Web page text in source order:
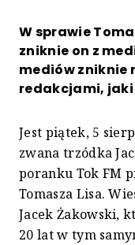
W sprawie
zniknie on z
mediów zniknie
redakcjami, jaki
Jest piątek, 5
zwana trzódka
poranku Tok FM
Tomasza Lisa.
Jacek Żakowski,
20 lat w tym